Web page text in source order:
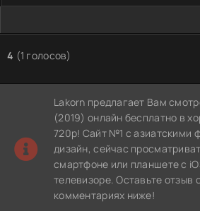
4 (1 голосов)
Lakorn предлагает Вам
(2019) онлайн бесплатно в
720p! Сайт №1 с азиатскими
дизайн, сейчас
смартфоне или планшете с
телевизоре. Оставьте отзыв
комментариях ниже!